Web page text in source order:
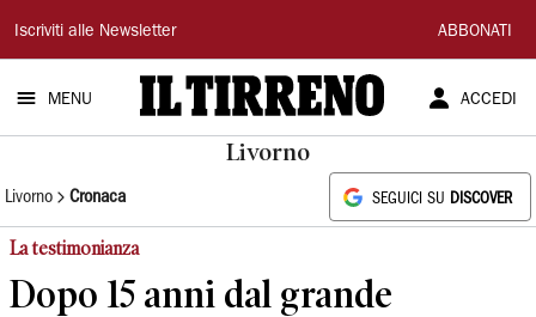
Il
Tirreno
Iscriviti alle Newsletter ABBONATI
MENU ACCEDI
Livorno
Livorno Cronaca SEGUICI SU DISCOVER
La testimonianza
Dopo 15 anni dal grande